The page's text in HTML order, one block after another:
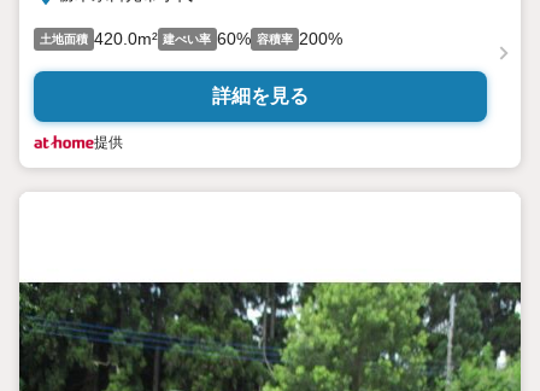
土地面積 420.0m² 建ぺい率 60% 容積率 200%
詳細を見る
提供